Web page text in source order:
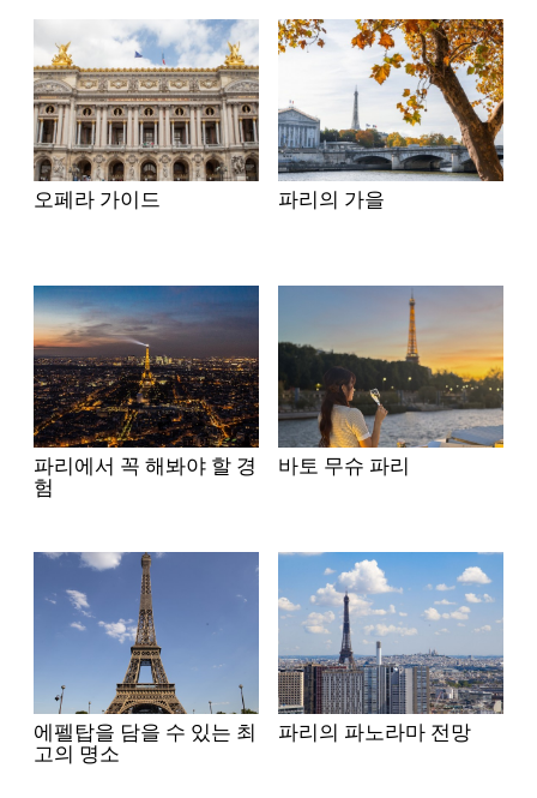
오페라 가이드 파리의 가을
파리에서 꼭 해봐야 할 경
험
바토 무슈 파리
에펠탑을 담을 수 있는 최
고의 명소
파리의 파노라마 전망